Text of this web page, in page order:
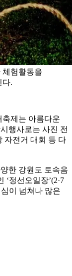
체험활동을
다.
축제는 아름다운
행사로는 사진 전
자전거 대회 등 다
한 강원도 토속음
정선오일장’(2·7
이 넘쳐나 많은